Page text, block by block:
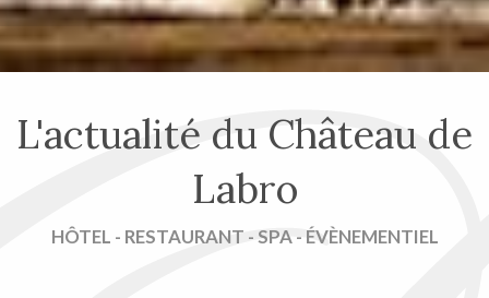
L'actualité du Château de
Labro
HÔTEL - RESTAURANT - SPA - ÉVÈNEMENTIEL